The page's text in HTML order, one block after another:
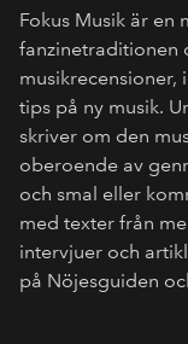
Fokus Musik är
fanzinetraditionen
musikrecensioner,
tips på ny musik.
skriver om den
oberoende av
och smal eller
med texter från
intervjuer och
på Nöjesguiden